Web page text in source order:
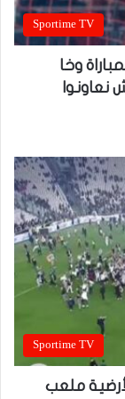
Sportime TV
وخا
نعاونوا
Sportime TV
ملعب